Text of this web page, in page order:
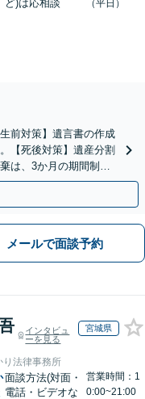
ど)は応相談
（平日）
前対策】遺言書の作成
【死後対策】遺産分割
は、3か月の期間制限
駐車場あり】
メールで面談予約
インタビュ
ーを見る
宮城県
り法律事務所
面談方法(対面・
電話・ビデオな
営業時間：1
0:00~21:00